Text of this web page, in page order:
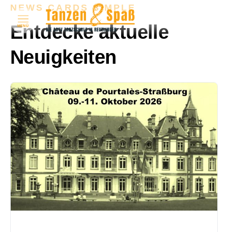
MENÜ
NEWS CARDS SIMPLE
Entdecke aktuelle
Neuigkeiten